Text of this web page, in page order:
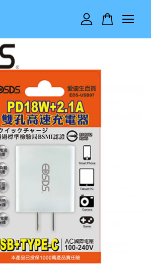
車目前還是空的。
繼續購物